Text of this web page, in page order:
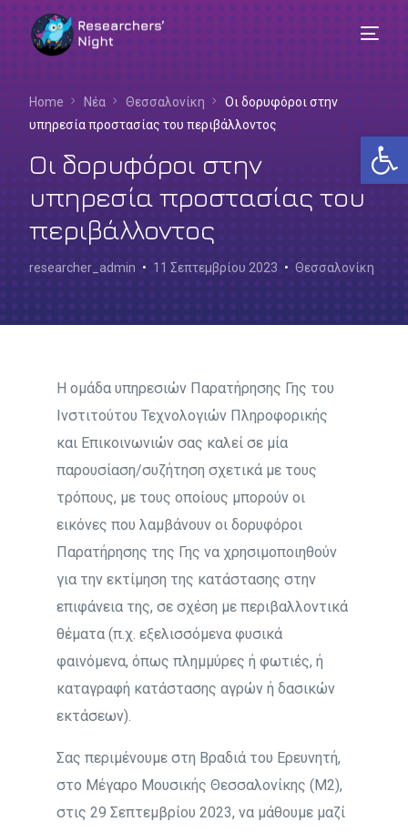
Home Νέα Θεσσαλονίκη
Οι δορυφόροι στην
υπηρεσία προστασίας του περιβάλλοντος
Οι δορυφόροι στην
υπηρεσία προστασίας του
περιβάλλοντος
researcher_admin 11 Σεπτεμβρίου 2023 Θεσσαλονίκη
Η ομάδα υπηρεσιών Παρατήρησης Γης του
Ινστιτούτου Τεχνολογιών Πληροφορικής
και Επικοινωνιών σας καλεί σε μία
παρουσίαση/συζήτηση σχετικά με τους
τρόπους, με τους οποίους μπορούν οι
εικόνες που λαμβάνουν οι δορυφόροι
Παρατήρησης της Γης να χρησιμοποιηθούν
για την εκτίμηση της κατάστασης στην
επιφάνεια της, σε σχέση με περιβαλλοντικά
θέματα (π.χ. εξελισσόμενα φυσικά
φαινόμενα, όπως πλημμύρες ή φωτιές, ή
καταγραφή κατάστασης αγρών ή δασικών
εκτάσεων).
Σας περιμένουμε στη Βραδιά του Ερευνητή,
στο Μέγαρο Μουσικής Θεσσαλονίκης (Μ2),
στις 29 Σεπτεμβρίου 2023, να μάθουμε μαζί
Ελληνικά